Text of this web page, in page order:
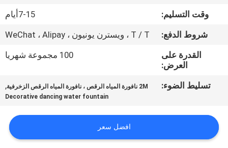
اتصل
اطلب
NEWS
وقت التسليم:
7-15أيام
شروط الدفع:
T / T ، ويسترن يونيون ، WeChat ، Alipay
القدرة على
العرض:
100 مجموعة شهريا
تسليط الضوء: 2M نافورة المياه الرقص ، نافورة المياه الرقص الزخرفية ,
Decorative dancing water fountain
افضل سعر